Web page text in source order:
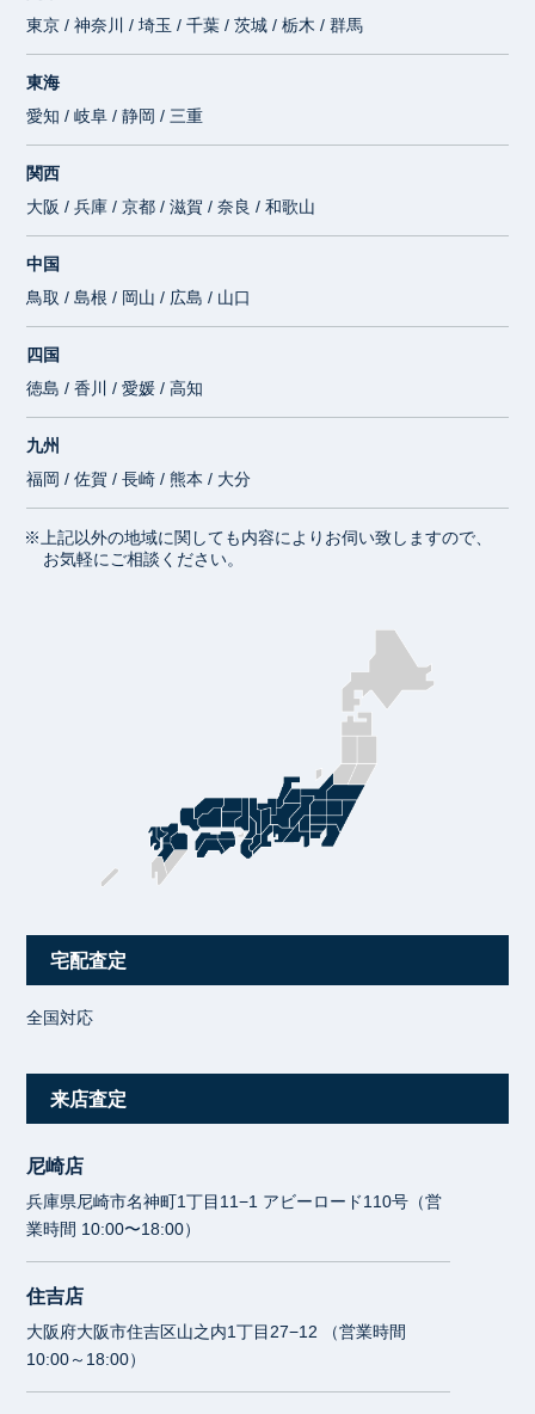
東京 / 神奈川 / 埼玉 / 千葉 / 茨城 / 栃木 / 群馬
東海
愛知 / 岐阜 / 静岡 / 三重
関西
大阪 / 兵庫 / 京都 / 滋賀 / 奈良 / 和歌山
中国
鳥取 / 島根 / 岡山 / 広島 / 山口
四国
徳島 / 香川 / 愛媛 / 高知
九州
福岡 / 佐賀 / 長崎 / 熊本 / 大分
※上記以外の地域に関しても内容によりお伺い致しますので、
お気軽にご相談ください。
宅配査定
全国対応
来店査定
尼崎店
兵庫県尼崎市名神町1丁目11−1 アビーロード110号（営
業時間 10:00〜18:00）
住吉店
大阪府大阪市住吉区山之内1丁目27−12 （営業時間
10:00～18:00）